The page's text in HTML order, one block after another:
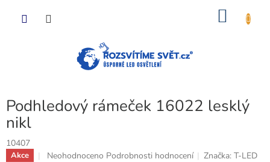
Podhledový rámeček 16022 lesklý
nikl
10407
Akce
Průměrné
Neohodnoceno Podrobnosti hodnocení Značka:T-LED